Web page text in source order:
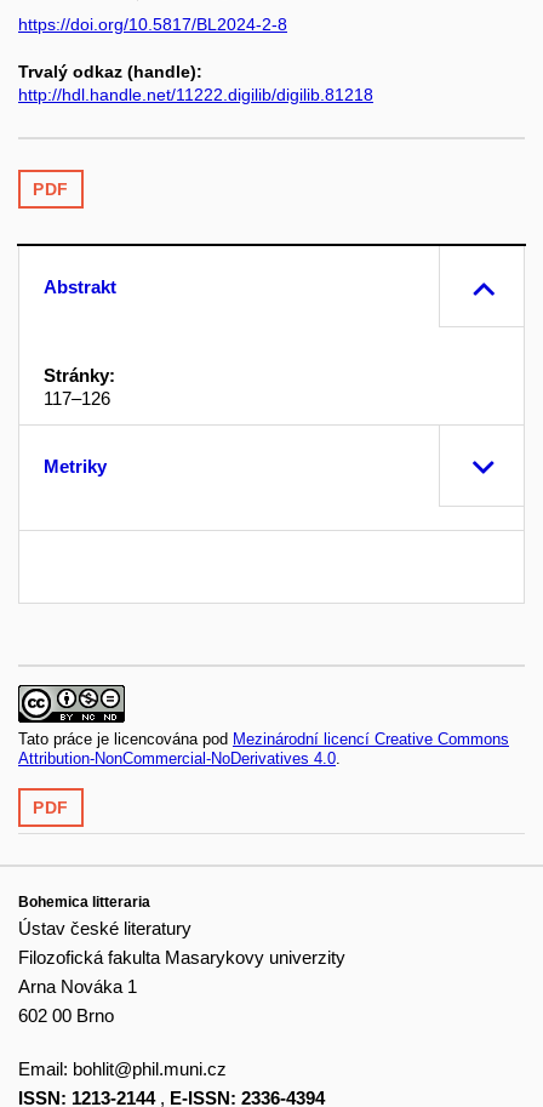
https://doi.org/10.5817/BL2024-2-8
Trvalý odkaz (handle):
http://hdl.handle.net/11222.digilib/digilib.81218
PDF
Abstrakt
Stránky:
117–126
Metriky
Tato práce je licencována pod Mezinárodní licencí Creative Commons
Attribution-NonCommercial-NoDerivatives 4.0.
PDF
Bohemica litteraria
Ústav české literatury
Filozofická fakulta Masarykovy univerzity
Arna Nováka 1
602 00 Brno
Email: bohlit@phil.muni.cz
ISSN: 1213-2144, E-ISSN: 2336-4394